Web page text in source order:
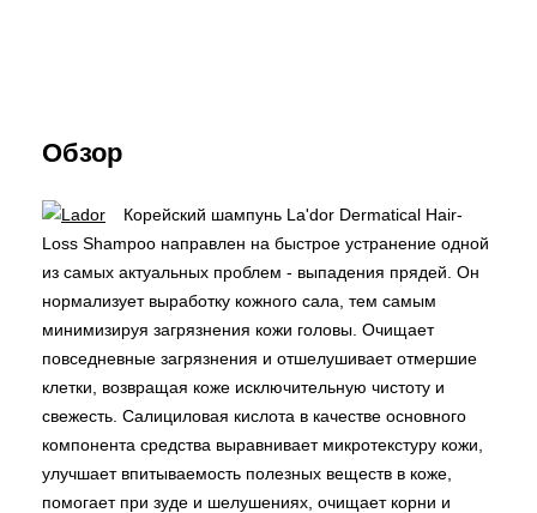
Обзор
Корейский шампунь La'dor Dermatical Hair-
Loss Shampoo направлен на быстрое устранение одной
из самых актуальных проблем - выпадения прядей. Он
нормализует выработку кожного сала, тем самым
минимизируя загрязнения кожи головы. Очищает
повседневные загрязнения и отшелушивает отмершие
клетки, возвращая коже исключительную чистоту и
свежесть. Салициловая кислота в качестве основного
компонента средства выравнивает микротекстуру кожи,
улучшает впитываемость полезных веществ в коже,
помогает при зуде и шелушениях, очищает корни и